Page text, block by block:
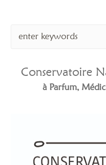
Conservatoire
à Parfum,